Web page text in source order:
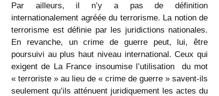
Par ailleurs, il n’y a pas de définition
internationalement agréée du terrorisme. La notion de
terrorisme est définie par les juridictions nationales.
En revanche, un crime de guerre peut, lui, être
poursuivi au plus haut niveau international. Ceux qui
exigent de La France insoumise l’utilisation du mot
« terroriste » au lieu de « crime de guerre » savent-ils
seulement qu’ils atténuent juridiquement les actes du